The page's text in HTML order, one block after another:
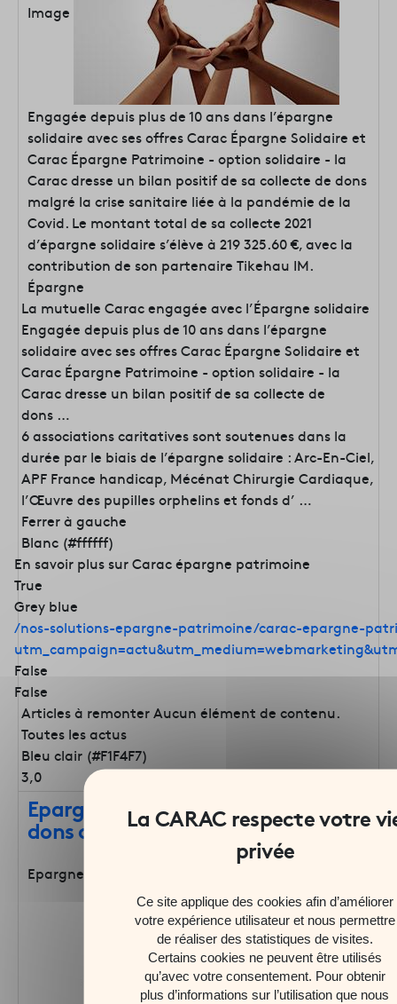
Image
Engagée depuis plus de 10 ans dans l’épargne
solidaire avec ses offres Carac Épargne Solidaire et
Carac Épargne Patrimoine - option solidaire - la
Carac dresse un bilan positif de sa collecte de dons
malgré la crise sanitaire liée à la pandémie de la
Covid. Le montant total de sa collecte 2021
d’épargne solidaire s’élève à 219 325.60 €, avec la
contribution de son partenaire Tikehau IM.
Épargne
La mutuelle Carac engagée avec l’Épargne solidaire
Engagée depuis plus de 10 ans dans l’épargne
solidaire avec ses offres Carac Épargne Solidaire et
Carac Épargne Patrimoine - option solidaire - la
Carac dresse un bilan positif de sa collecte de
dons …
6 associations caritatives sont soutenues dans la
durée par le biais de l’épargne solidaire : Arc-En-Ciel,
APF France handicap, Mécénat Chirurgie Cardiaque,
l’Œuvre des pupilles orphelins et fonds d’ …
Ferrer à gauche
Blanc (#ffffff)
En savoir plus sur Carac épargne patrimoine
True
Grey blue
/nos-solutions-epargne-patrimoine/carac-epargne-
False
False
Articles à remonter Aucun élément de contenu.
Toutes les actus
Bleu clair (#F1F4F7)
3,0
Epargne solidaire : 295 401,18 € de
dons collectés en 2019
Epargne Protection Solidarité
Ce site applique des cookies afin d’améliorer
votre expérience utilisateur et nous permettre
de réaliser des statistiques de visites.
Certains cookies ne peuvent être utilisés
qu’avec votre consentement. Pour obtenir
plus d’informations sur l’utilisation que nous